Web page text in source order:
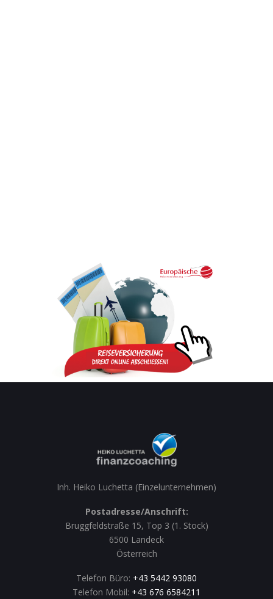
Inh. Heiko Luchetta (Einzelunternehmen)
Postadresse/Anschrift:
Bruggfeldstraße 15, Top 3 (1. Stock)
6500 Landeck
Österreich
Telefon Büro: +43 5442 93080
Telefon Mobil: +43 676 6584211